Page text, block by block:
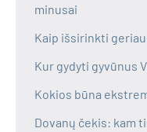
minusai
Kaip išsirinkti
Kur gydyti gyvūnus
Kokios būna
Dovanų čekis: kam